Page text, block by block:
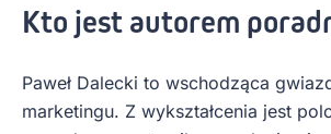
Kto jest autorem
Paweł Dalecki to wschodząca
marketingu. Z wykształcenia jest